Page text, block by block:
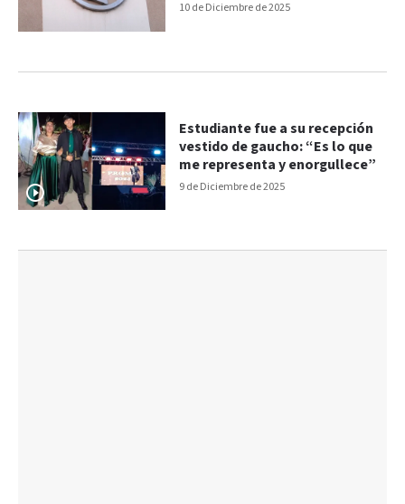
10 de Diciembre de 2025
9 de Diciembre de 2025
Estudiante fue a su recepción
vestido de gaucho: “Es lo que
me representa y enorgullece”